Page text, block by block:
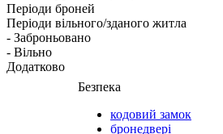
Періоди броней
Періоди вільного/зданого житла
- Заброньовано
- Вільно
Додатково
Безпека
кодовий замок
бронедвері